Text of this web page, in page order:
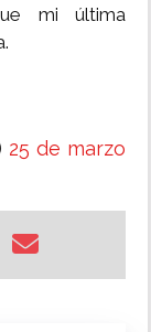
mi última
25 de marzo